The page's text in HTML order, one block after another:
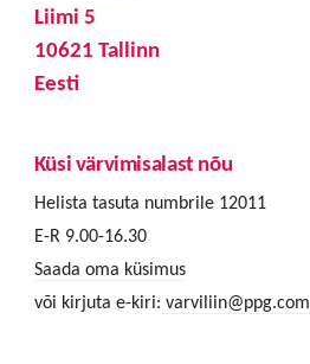
Liimi 5
10621 Tallinn
Eesti
Küsi värvimisalast nõu
Helista tasuta numbrile 12011
E-R 9.00-16.30
Saada oma küsimus
või kirjuta e-kiri: varviliin@ppg.com